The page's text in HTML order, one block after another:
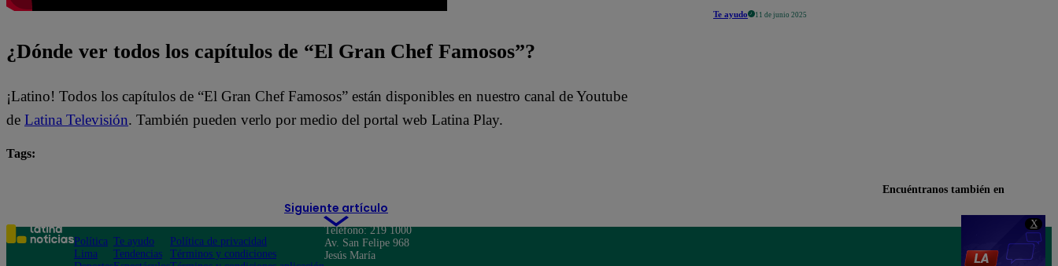
X
¿Dónde ver todos los capítulos de “El Gran Chef Famosos”?
¡Latino! Todos los capítulos de “El Gran Chef Famosos” están disponibles en nuestro canal de Youtube
de Latina Televisión. También pueden verlo por medio del portal web Latina Play.
Tags:
Siguiente artículo
Te ayudo 11 de junio 2025
Encuéntranos también en
Política
Lima
Te ayudo
Tendencias
Política de privacidad
Términos y condiciones
Teléfono: 219 1000
Av. San Felipe 968
Jesús María